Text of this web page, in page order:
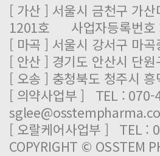
[ 가산 ] 서울시 금천구 가
1201호 사업자등록번
[ 마곡 ] 서울시 강서구 마
[ 안산 ] 경기도 안산시 단
[ 오송 ] 충청북도 청주시
[ 의약사업부 ] TEL :
[ 오랄케어사업부 ] TEL
COPYRIGHT © OSSTEM